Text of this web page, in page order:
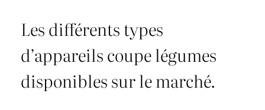
Les différents types
d’appareils coupe légumes
disponibles sur le marché.